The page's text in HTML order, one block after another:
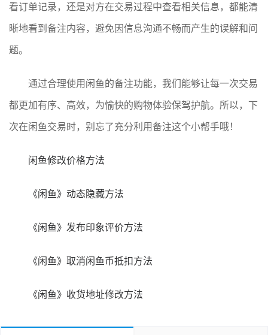
看订单记录，还是对方在交易过程中查看相关信息，都能清
晰地看到备注内容，避免因信息沟通不畅而产生的误解和问
题。
通过合理使用闲鱼的备注功能，我们能够让每一次交易
都更加有序、高效，为愉快的购物体验保驾护航。所以，下
次在闲鱼交易时，别忘了充分利用备注这个小帮手哦！
闲鱼修改价格方法
《闲鱼》动态隐藏方法
《闲鱼》发布印象评价方法
《闲鱼》取消闲鱼币抵扣方法
《闲鱼》收货地址修改方法